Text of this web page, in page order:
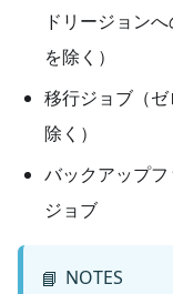
ドリージョン
を除く）
移行ジョブ（
除く）
バックアップ
ジョブ
📘 NOTES